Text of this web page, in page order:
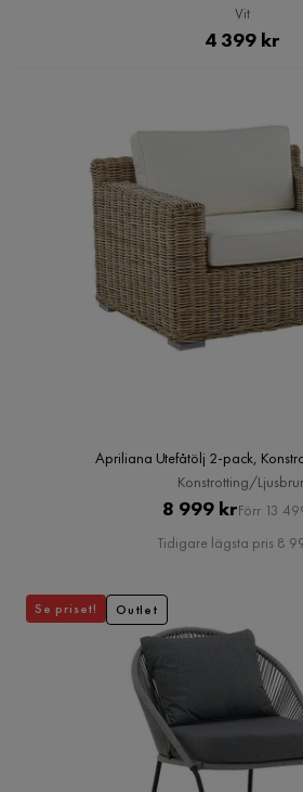
Vit
Pris
4 399 kr
Apriliana Utefåtölj 2-pack,
Konstrotting/
Pris
8 999 krOriginal
Pris
Förr 13
Tidigare lägsta pris 8
Se priset! Outlet